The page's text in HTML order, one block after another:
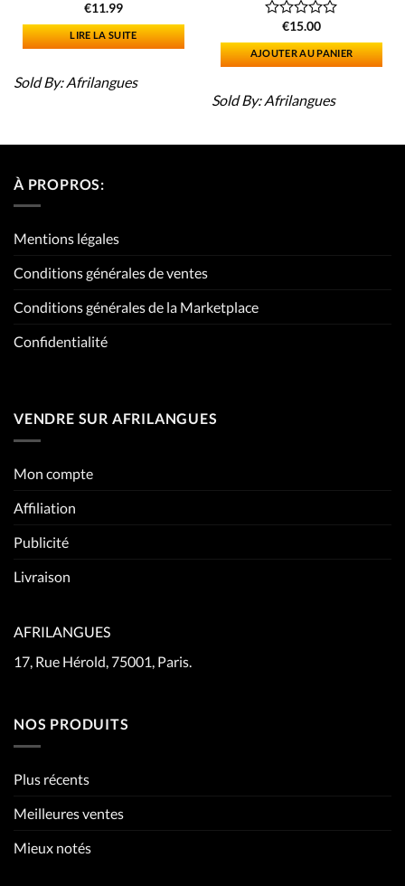
Note
0
sur
5
€11.99
LIRE LA SUITE
Sold By:Afrilangues
Note
0
sur
5
€15.00
AJOUTER AU PANIER
Sold By:Afrilangues
À PROPROS:
Mentions légales
Conditions générales de ventes
Conditions générales de la Marketplace
Confidentialité
VENDRE SUR AFRILANGUES
Mon compte
Affiliation
Publicité
Livraison
AFRILANGUES
17, Rue Hérold, 75001, Paris.
NOS PRODUITS
Plus récents
Meilleures ventes
Mieux notés